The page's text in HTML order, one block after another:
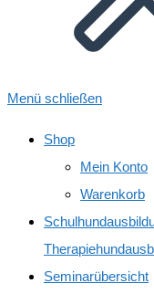
Menü schließen
Shop
Mein Konto
Warenkorb
Seminarübersicht